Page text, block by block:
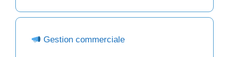
Gestion commerciale